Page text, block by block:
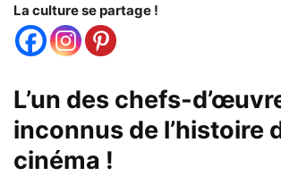
La culture se partage !
L’un des chefs-
inconnus de l’histoire
cinéma !